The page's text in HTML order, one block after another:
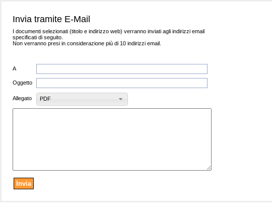
Invia tramite E-Mail
I documenti selezionati (titolo e indirizzo web) verranno inviati agli indirizzi email
specificati di seguito.
Non verranno presi in considerazione più di 10 indirizzi email.
A
Oggetto
Allegato PDF